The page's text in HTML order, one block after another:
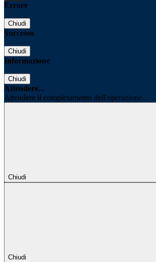
Errore
Chiudi
Successo
Chiudi
Informazione
Chiudi
Attendere...
Attendere il completamento dell'operazione...
Chiudi
Chiudi